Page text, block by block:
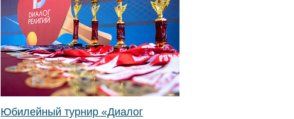
Юбилейный турнир «Диалог